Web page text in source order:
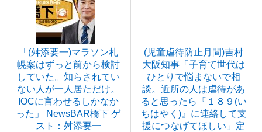
「(舛添要一)マラソン札
幌案はずっと前から検討
していた。知らされてい
ない人が一人居ただけ。
IOCに言わせるしかなか
った」 NewsBAR橋下 ゲ
スト：舛添要一
(児童虐待防止月間)吉村
大阪知事「子育て世代は
ひとりで悩まないで相
談。近所の人は虐待があ
ると思ったら『１８９(い
ちはやく)』に連絡して支
援につなげてほしい」定